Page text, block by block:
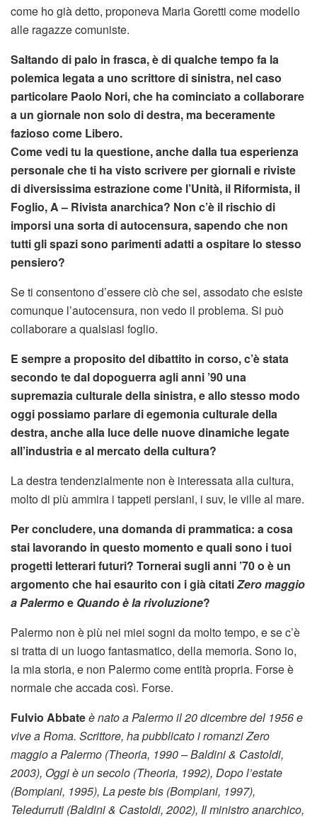
come ho già detto, proponeva Maria Goretti come modello
alle ragazze comuniste.
Saltando di palo in frasca, è di qualche tempo fa la
polemica legata a uno scrittore di sinistra, nel caso
particolare Paolo Nori, che ha cominciato a collaborare
a un giornale non solo di destra, ma beceramente
fazioso come Libero.
Come vedi tu la questione, anche dalla tua esperienza
personale che ti ha visto scrivere per giornali e riviste
di diversissima estrazione come l’Unità, il Riformista, il
Foglio, A – Rivista anarchica? Non c’è il rischio di
imporsi una sorta di autocensura, sapendo che non
tutti gli spazi sono parimenti adatti a ospitare lo stesso
pensiero?
Se ti consentono d’essere ciò che sei, assodato che esiste
comunque l’autocensura, non vedo il problema. Si può
collaborare a qualsiasi foglio.
E sempre a proposito del dibattito in corso, c’è stata
secondo te dal dopoguerra agli anni ’90 una
supremazia culturale della sinistra, e allo stesso modo
oggi possiamo parlare di egemonia culturale della
destra, anche alla luce delle nuove dinamiche legate
all’industria e al mercato della cultura?
La destra tendenzialmente non è interessata alla cultura,
molto di più ammira i tappeti persiani, i suv, le ville al mare.
Per concludere, una domanda di prammatica: a cosa
stai lavorando in questo momento e quali sono i tuoi
progetti letterari futuri? Tornerai sugli anni ’70 o è un
argomento che hai esaurito con i già citatiZero maggio
a Palermoe Quando è la rivoluzione?
Palermo non è più nei miei sogni da molto tempo, e se c’è
si tratta di un luogo fantasmatico, della memoria. Sono io,
la mia storia, e non Palermo come entità propria. Forse è
normale che accada così. Forse.
Fulvio Abbateè nato a Palermo il 20 dicembre del 1956 e
vive a Roma. Scrittore, ha pubblicato i romanzi Zero
maggio a Palermo (Theoria, 1990 – Baldini & Castoldi,
2003), Oggi è un secolo (Theoria, 1992), Dopo l’estate
(Bompiani, 1995), La peste bis (Bompiani, 1997),
Teledurruti (Baldini & Castoldi, 2002), Il ministro anarchico,